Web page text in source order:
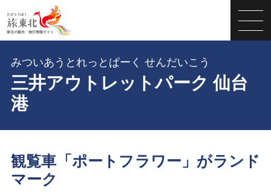
三井アウトレットパーク 仙台
港
みついあうとれっとぱーく せんだいこう
観覧車「ポートフラワー」がランド
マーク